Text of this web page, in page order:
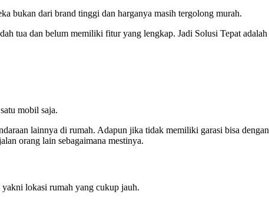
bukan dari brand tinggi dan harganya masih tergolong murah.
tua dan belum memiliki fitur yang lengkap. Jadi Solusi Tepat adalah
mobil saja.
lainnya di rumah. Adapun jika tidak memiliki garasi bisa dengan
orang lain sebagaimana mestinya.
lokasi rumah yang cukup jauh.